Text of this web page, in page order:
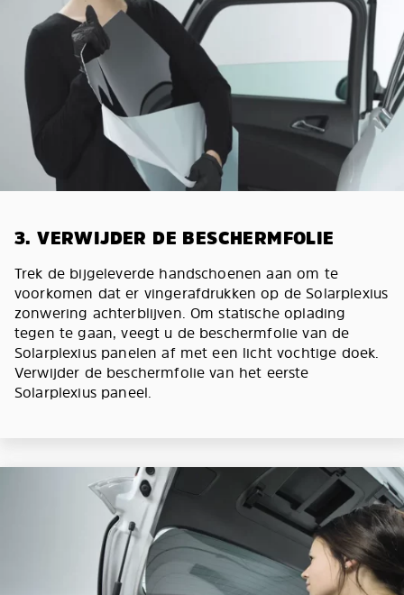
3. VERWIJDER DE BESCHERMFOLIE
Trek de bijgeleverde handschoenen aan om te
voorkomen dat er vingerafdrukken op de Solarplexius
zonwering achterblijven. Om statische oplading
tegen te gaan, veegt u de beschermfolie van de
Solarplexius panelen af met een licht vochtige doek.
Verwijder de beschermfolie van het eerste
Solarplexius paneel.